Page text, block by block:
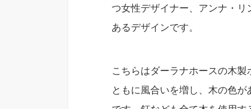
つ女性デザイナー、アンナ・
あるデザインです。
こちらはダーラナホースの木
ともに風合いを増し、木の色